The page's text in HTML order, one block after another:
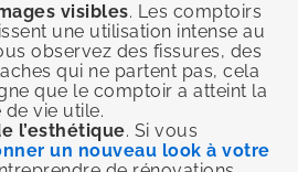
visibles. Les comptoirs
une utilisation intense au
observez des fissures, des
qui ne partent pas, cela
que le comptoir a atteint la
vie utile.
l’esthétique. Si vous
un nouveau look à votre